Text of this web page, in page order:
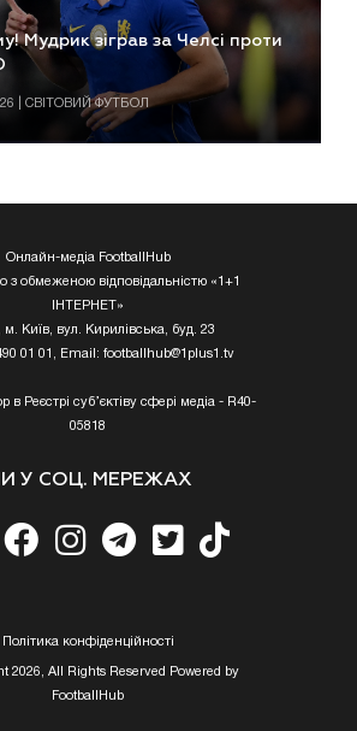
Мудрик зіграв за Челсі проти
| СВІТОВИЙ ФУТБОЛ
Онлайн-медіа FootballHub
з обмеженою відповідальністю «1+1
ІНТЕРНЕТ»
м. Київ, вул. Кирилівська, буд. 23
01 01, Email: footballhub@1plus1.tv
в Реєстрі суб’єктіву сфері медіа - R40-
05818
У СОЦ. МЕРЕЖАХ
Полiтика конфiденцiйностi
2026, All Rights Reserved Powered by
FootballHub